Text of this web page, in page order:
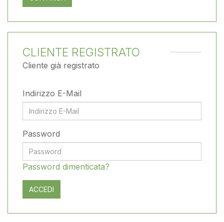
CLIENTE REGISTRATO
Cliente già registrato
Indirizzo E-Mail
Password
Password dimenticata?